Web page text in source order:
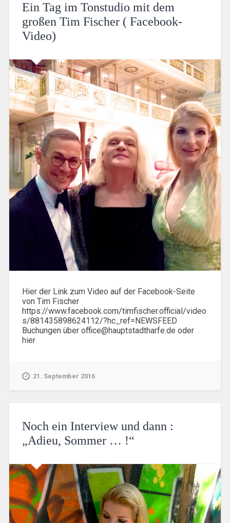
Ein Tag im Tonstudio mit dem
großen Tim Fischer ( Facebook-
Video)
Hier der Link zum Video auf der Facebook-Seite
von Tim Fischer
https://www.facebook.com/timfischer.official/video
s/881435898624112/?hc_ref=NEWSFEED
Buchungen über office@hauptstadtharfe.de oder
hier
21. September 2016
Noch ein Interview und dann :
„Adieu, Sommer … !“